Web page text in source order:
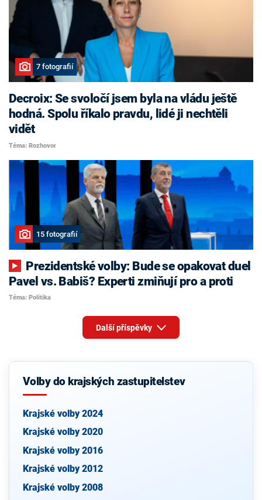
7 fotografií
Decroix: Se svoločí jsem byla na vládu ještě
hodná. Spolu říkalo pravdu, lidé ji nechtěli
vidět
Téma: Rozhovor
15 fotografií
Pavel vs. Babiš? Experti zmiňují pro a proti
Téma: Politika
Další příspěvky
Volby do krajských zastupitelstev
Krajské volby 2024
Krajské volby 2020
Krajské volby 2016
Krajské volby 2012
Krajské volby 2008